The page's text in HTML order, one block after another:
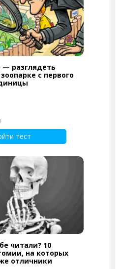
— разглядеть
с первого
тест
читали? 10
на которых
отличники